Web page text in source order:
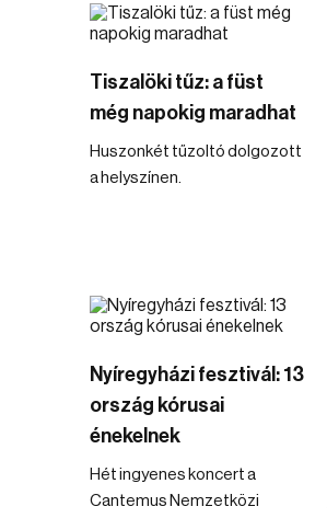
Tiszalöki tűz: a füst
még napokig maradhat
Huszonkét tűzoltó dolgozott
a helyszínen.
Nyíregyházi fesztivál: 13
ország kórusai
énekelnek
Hét ingyenes koncert a
Cantemus Nemzetközi